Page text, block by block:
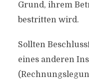
Grund, ihrem
bestritten wird.
Sollten
eines anderen